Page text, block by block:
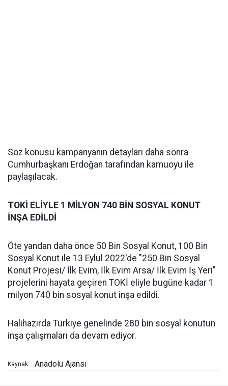
Söz konusu kampanyanın detayları daha sonra
Cumhurbaşkanı Erdoğan tarafından kamuoyu ile
paylaşılacak.
TOKİ ELİYLE 1 MİLYON 740 BİN SOSYAL KONUT
İNŞA EDİLDİ
Öte yandan daha önce 50 Bin Sosyal Konut, 100 Bin
Sosyal Konut ile 13 Eylül 2022'de "250 Bin Sosyal
Konut Projesi/ İlk Evim, İlk Evim Arsa/ İlk Evim İş Yeri"
projelerini hayata geçiren TOKİ eliyle bugüne kadar 1
milyon 740 bin sosyal konut inşa edildi.
Halihazırda Türkiye genelinde 280 bin sosyal konutun
inşa çalışmaları da devam ediyor.
Kaynak: Anadolu Ajansı